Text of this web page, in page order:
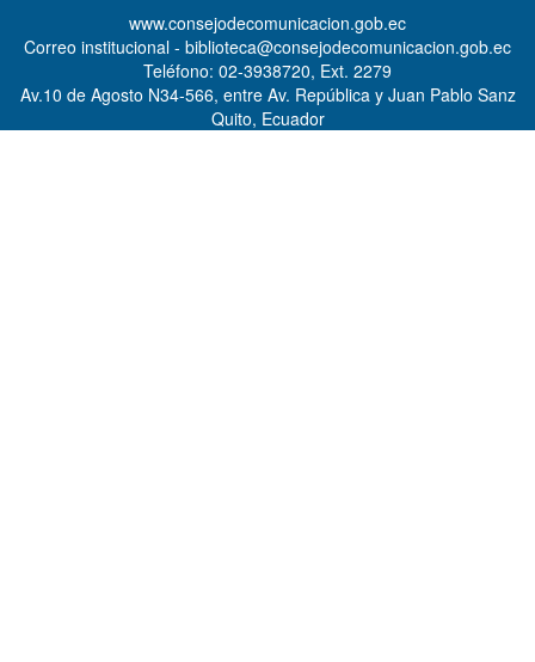
www.consejodecomunicacion.gob.ec
Correo institucional - biblioteca@consejodecomunicacion.gob.ec
Teléfono: 02-3938720, Ext. 2279
Av.10 de Agosto N34-566, entre Av. República y Juan Pablo Sanz
Quito, Ecuador